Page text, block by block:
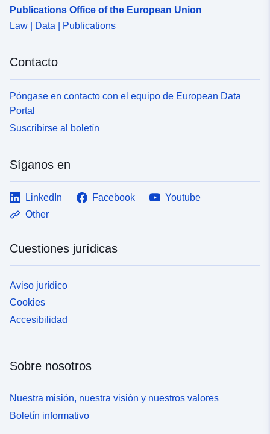
Publications Office of the European Union
Law | Data | Publications
Contacto
Póngase en contacto con el equipo de European Data
Portal
Suscribirse al boletín
Síganos en
LinkedIn Facebook
Youtube
Other
Cuestiones jurídicas
Aviso jurídico
Cookies
Accesibilidad
Sobre nosotros
Nuestra misión, nuestra visión y nuestros valores
Boletín informativo